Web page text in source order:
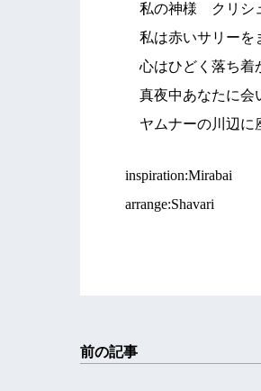
私の神様 クリシ
私は赤いサリーを
心はひどく落ち着
真夜中あなたに会
ヤムナーの川辺に
inspiration:Mirabai
arrange:Shavari
前の記事